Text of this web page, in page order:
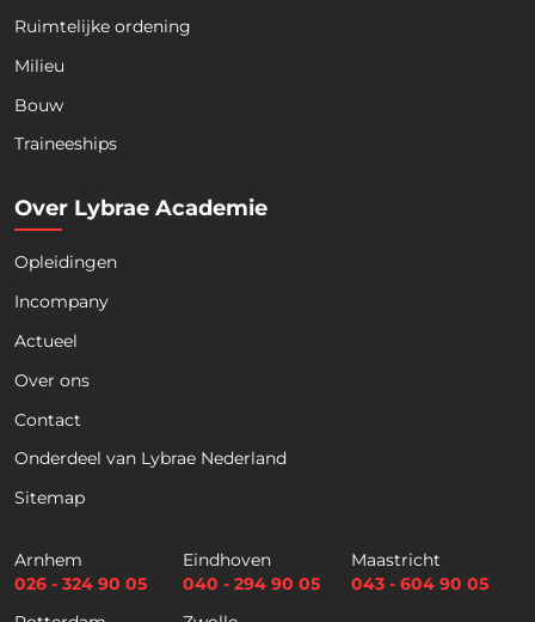
Ruimtelijke ordening
Milieu
Bouw
Traineeships
Over Lybrae Academie
Opleidingen
Incompany
Actueel
Over ons
Contact
Onderdeel van Lybrae Nederland
Sitemap
Arnhem
026 - 324 90 05
Eindhoven
040 - 294 90 05
Maastricht
043 - 604 90 05
maanden
Telefoon
m
a
Selectievakjes *